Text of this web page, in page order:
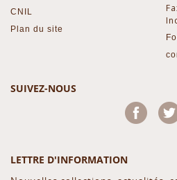
CNIL
Plan du site
SUIVEZ-NOUS
LETTRE D'INFORMATION